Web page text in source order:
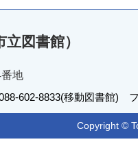
図書館）
地
602-8833(移動図書館)
Copyright ©